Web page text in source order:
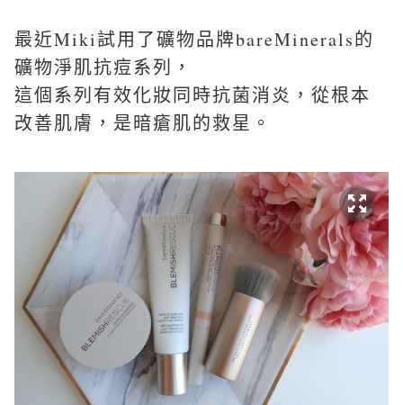
最近Miki試用了礦物品牌bareMinerals的
礦物淨肌抗痘系列，
這個系列有效化妝同時抗菌消炎，從根本
改善肌膚，是暗瘡肌的救星。